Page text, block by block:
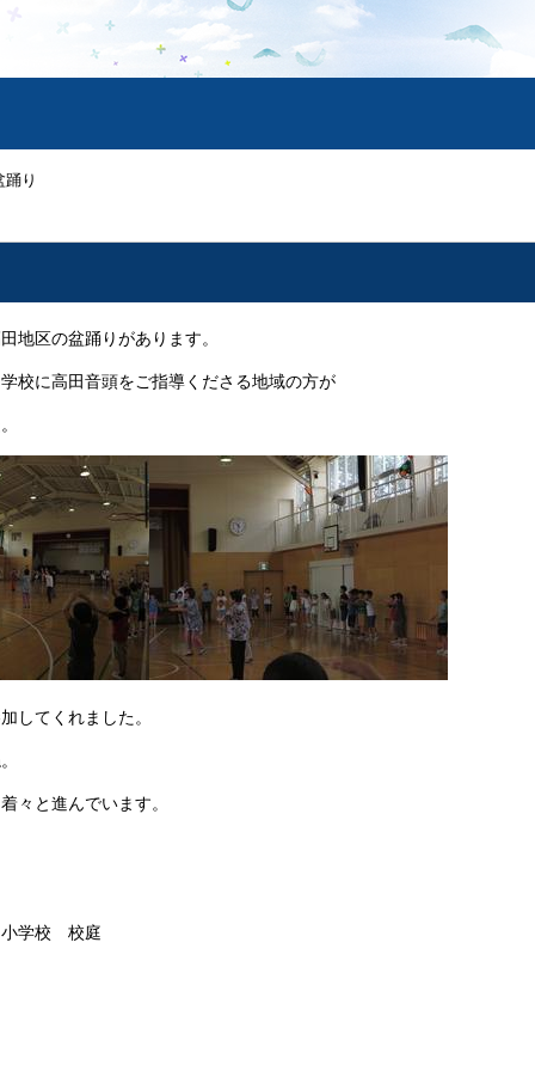
踊り
地区の盆踊りがあります。
校に高田音頭をご指導くださる地域の方が
してくれました。
々と進んでいます。
学校 校庭